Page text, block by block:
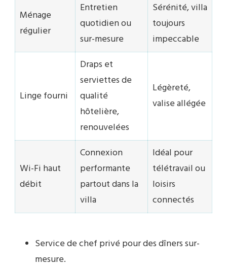
Ménage
régulier
Entretien
quotidien ou
sur-mesure
Sérénité, villa
toujours
impeccable
Linge fourni
Draps et
serviettes de
qualité
hôtelière,
renouvelées
Légèreté,
valise allégée
Wi-Fi haut
débit
Connexion
performante
partout dans la
villa
Idéal pour
télétravail ou
loisirs
connectés
Service de chef privé pour des dîners sur-
mesure.